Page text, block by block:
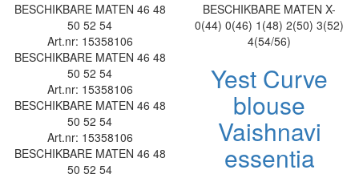
BESCHIKBARE MATEN 46 48
50 52 54
Art.nr: 15358106
BESCHIKBARE MATEN 46 48
50 52 54
Art.nr: 15358106
BESCHIKBARE MATEN 46 48
50 52 54
Art.nr: 15358106
BESCHIKBARE MATEN 46 48
50 52 54
BESCHIKBARE MATEN X-
0(44) 0(46) 1(48) 2(50) 3(52)
4(54/56)
Yest Curve
blouse
Vaishnavi
essentia